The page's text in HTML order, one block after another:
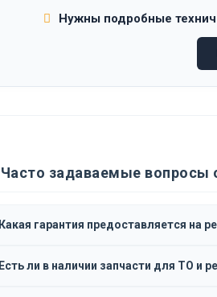
Нужны подробные
задаваемые вопросы
гарантия предоставляется на
ли в наличии запчасти для ТО и